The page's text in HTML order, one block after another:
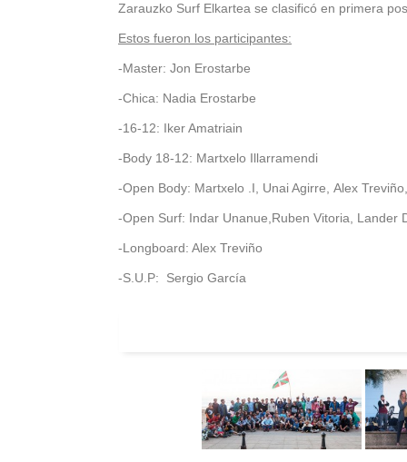
Zarauzko Surf Elkartea se clasificó en primera
Estos fueron los participantes:
-Master: Jon Erostarbe
-Chica: Nadia Erostarbe
-16-12: Iker Amatriain
-Body 18-12: Martxelo Illarramendi
-Open Body: Martxelo .I, Unai Agirre, Alex
-Open Surf: Indar Unanue,Ruben Vitoria, Lander
-Longboard: Alex Treviño
-S.U.P: Sergio García